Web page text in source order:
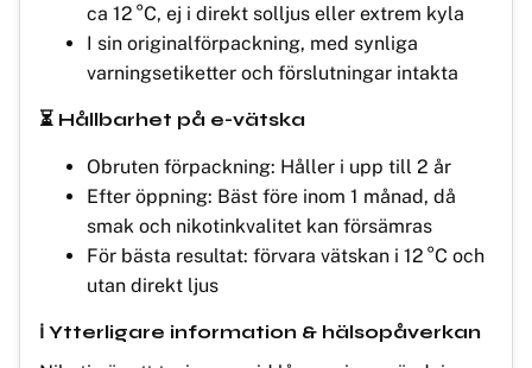
ca 12 °C, ej i direkt solljus eller extrem kyla
I sin originalförpackning, med synliga
varningsetiketter och förslutningar intakta
⏳ Hållbarhet på e-vätska
Obruten förpackning: Håller i upp till 2 år
Efter öppning: Bäst före inom 1 månad, då
smak och nikotinkvalitet kan försämras
För bästa resultat: förvara vätskan i 12 °C och
utan direkt ljus
ℹ️ Ytterligare information & hälsopåverkan